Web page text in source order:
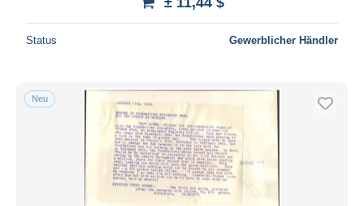
Status Gewerblicher Händler
Neu